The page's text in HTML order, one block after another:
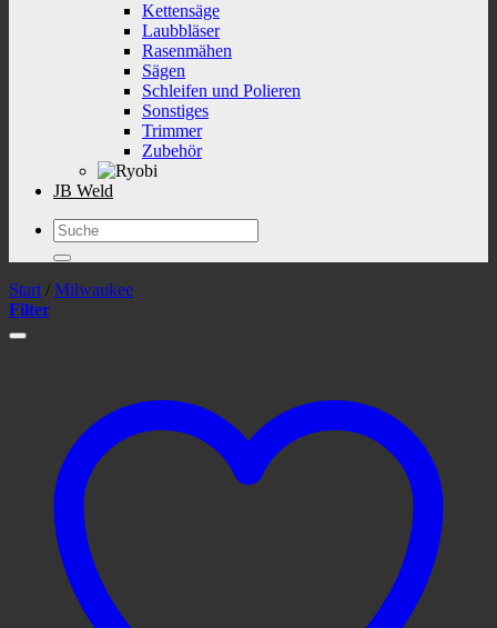
Kettensäge
Laubbläser
Rasenmähen
Sägen
Schleifen und Polieren
Sonstiges
Trimmer
Zubehör
JB Weld
Suchen
nach:
Start / Milwaukee
Filter